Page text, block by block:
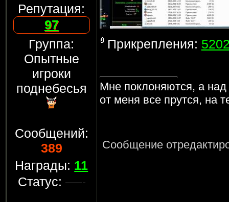
Репутация:
97
Группа:
Опытные
игроки
поднебесья
Сообщений:
389
Награды: 11
Статус:
Прикрепления:
Мне поклоняются, а
от меня все прутся, на
Сообщение